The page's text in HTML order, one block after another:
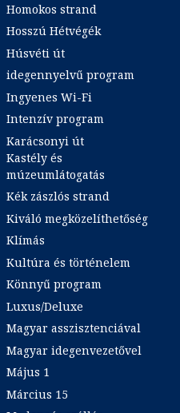
Homokos strand
Hosszú Hétvégék
Húsvéti út
idegennyelvű program
Ingyenes Wi-Fi
Intenzív program
Karácsonyi út
Kastély és
múzeumlátogatás
Kék zászlós strand
Kiváló megközelíthetőség
Klímás
Kultúra és történelem
Könnyű program
Luxus/Deluxe
Magyar asszisztenciával
Magyar idegenvezetővel
Május 1
Március 15